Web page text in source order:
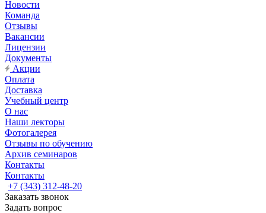
Новости
Команда
Отзывы
Вакансии
Лицензии
Документы
Акции
Оплата
Доставка
Учебный центр
О нас
Наши лекторы
Фотогалерея
Отзывы по обучению
Архив семинаров
Контакты
Контакты
+7 (343) 312-48-20
Заказать звонок
Задать вопрос